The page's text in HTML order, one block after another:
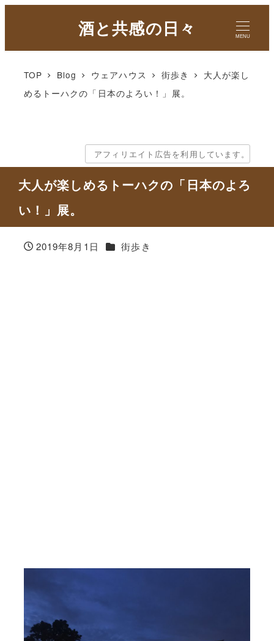
酒と共感の日々 MENU
TOP Blog ウェアハウス 街歩き
大人が楽し
めるトーハクの「日本のよろい！」展。
アフィリエイト広告を利用しています。
大人が楽しめるトーハクの「日本のよろ
い！」展。
2019年8月1日 カテゴリー
街歩き